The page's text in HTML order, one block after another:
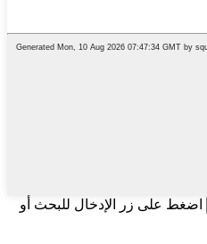
اضغط على زر الإدخال للبحث أو